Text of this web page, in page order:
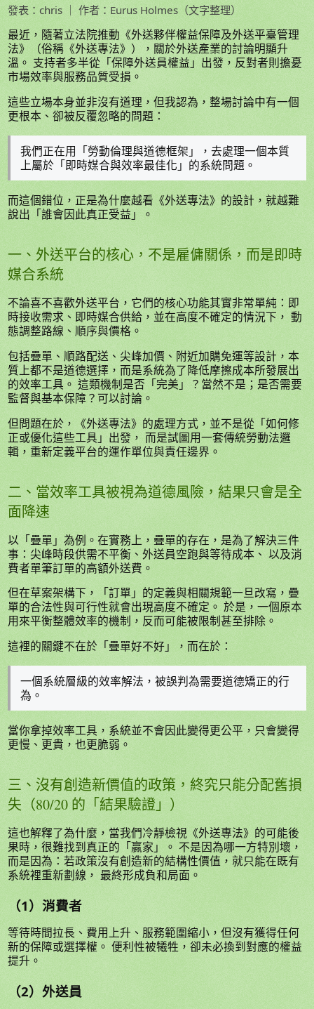
發表：chris ｜ 作者：Eurus Holmes（文字整理）
最近，隨著立法院推動《外送夥伴權益保障及外送平臺管理
法》（俗稱《外送專法》），關於外送產業的討論明顯升
溫。 支持者多半從「保障外送員權益」出發，反對者則擔憂
市場效率與服務品質受損。
這些立場本身並非沒有道理，但我認為，整場討論中有一個
更根本、卻被反覆忽略的問題：
我們正在用「勞動倫理與道德框架」，去處理一個本質
上屬於「即時媒合與效率最佳化」的系統問題。
而這個錯位，正是為什麼越看《外送專法》的設計，就越難
說出「誰會因此真正受益」。
一、外送平台的核心，不是雇傭關係，而是即時
媒合系統
不論喜不喜歡外送平台，它們的核心功能其實非常單純：即
時接收需求、即時媒合供給，並在高度不確定的情況下， 動
態調整路線、順序與價格。
包括疊單、順路配送、尖峰加價、附近加購免運等設計，本
質上都不是道德選擇，而是系統為了降低摩擦成本所發展出
的效率工具。 這類機制是否「完美」？當然不是；是否需要
監督與基本保障？可以討論。
但問題在於，《外送專法》的處理方式，並不是從「如何修
正或優化這些工具」出發， 而是試圖用一套傳統勞動法邏
輯，重新定義平台的運作單位與責任邊界。
二、當效率工具被視為道德風險，結果只會是全
面降速
以「疊單」為例。在實務上，疊單的存在，是為了解決三件
事：尖峰時段供需不平衡、外送員空跑與等待成本、 以及消
費者單筆訂單的高額外送費。
但在草案架構下，「訂單」的定義與相關規範一旦改寫，疊
單的合法性與可行性就會出現高度不確定。 於是，一個原本
用來平衡整體效率的機制，反而可能被限制甚至排除。
這裡的關鍵不在於「疊單好不好」，而在於：
一個系統層級的效率解法，被誤判為需要道德矯正的行
為。
當你拿掉效率工具，系統並不會因此變得更公平，只會變得
更慢、更貴，也更脆弱。
三、沒有創造新價值的政策，終究只能分配舊損
失（80/20 的「結果驗證」）
這也解釋了為什麼，當我們冷靜檢視《外送專法》的可能後
果時，很難找到真正的「贏家」。 不是因為哪一方特別壞，
而是因為：若政策沒有創造新的結構性價值，就只能在既有
系統裡重新劃線， 最終形成負和局面。
（1）消費者
等待時間拉長、費用上升、服務範圍縮小，但沒有獲得任何
新的保障或選擇權。 便利性被犧牲，卻未必換到對應的權益
提升。
（2）外送員